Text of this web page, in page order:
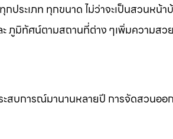
ระเภท ทุกขนาด ไม่ว่าจะเป็นสวนหน้า
ภูมิทัศน์ตามสถานที่ต่าง ๆเพิ่มความส
สบการณ์มานานหลายปี การจัดสวนอ